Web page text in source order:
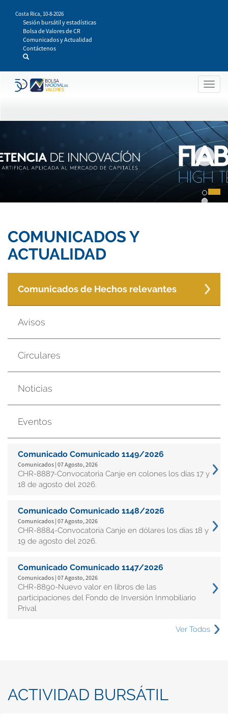
contenido
principal
Costa Rica, 10-8-2026
Sesión bursátil y estadísticas
Bolsa de Valores de CR
Comunicados y Actualidad
Contáctenos
COMUNICADOS Y
ACTUALIDAD
Comunicados de Hechos relevantes
Avisos
Circulares
Noticias
Eventos
Comunicado Comunicado 1149/2026
Comunicados | 07 Agosto, 2026
CHR-8887-Convocatoria Canje en colones los días 17 y
18 de agosto del 2026.
Comunicado Comunicado 1148/2026
Comunicados | 07 Agosto, 2026
CHR-8884-Convocatoria Canje en dólares los días 18 y
19 de agosto del 2026.
Comunicado Comunicado 1147/2026
Comunicados | 07 Agosto, 2026
CHR-8890-Nuevo valor en libros de las
participaciones del Fondo de Inversión Inmobiliario
Prival
Ver Todos
ACTIVIDAD BURSÁTIL